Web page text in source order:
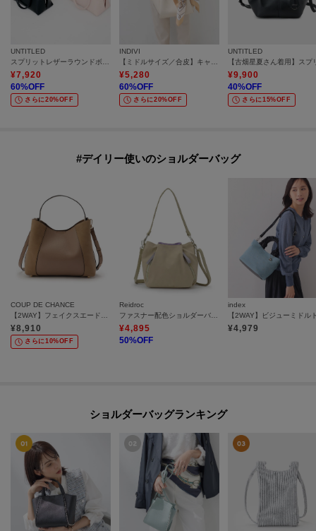
UNTITLED
¥7,920
60%OFF
さらに20%OFF
INDIVI
¥5,280
60%OFF
さらに20%OFF
UNTITLED
¥9,900
40%OFF
さらに15%OFF
#デイリー使いのショルダーバッグ
COUP DE CHANCE
【2WAY】フェイクスエードコンビ ワンハンドルバッグ
¥8,910
さらに10%OFF
Reidroc
ファスナー配色ショルダーバッグ
¥4,895
50%OFF
index
¥4,979
ショルダーバッグランキング